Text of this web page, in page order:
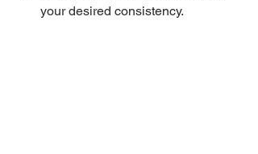
your desired consistency.